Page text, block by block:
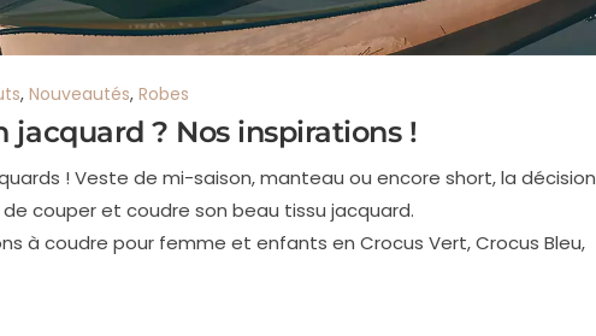
, Nouveautés, Robes
jacquard ? Nos inspirations !
! Veste de mi-saison, manteau ou encore short, la décision
de couper et coudre son beau tissu jacquard.
à coudre pour femme et enfants en Crocus Vert, Crocus Bleu,